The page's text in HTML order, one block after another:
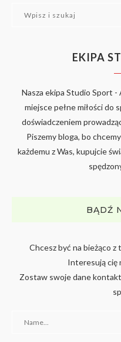
EKIPA
Nasza ekipa Studio Sport -
miejsce pełne miłości do
doświadczeniem
Piszemy bloga, bo
każdemu z Was, kupujcie
BĄDŹ
Chcesz być na bieżąco z
Interesują cię
Zostaw swoje dane